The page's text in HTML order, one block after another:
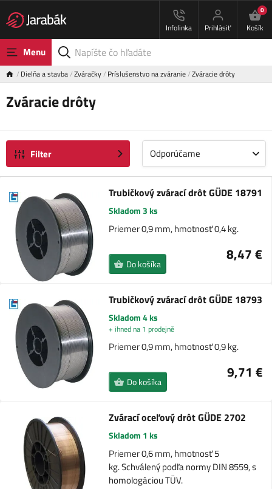
Infolinka Prihlásiť
0
Košík
Menu
Dielňa a stavba Zváračky Príslušenstvo na zváranie Zváracie drôty
Zváracie drôty
Filter Odporúčame
Trubičkový zvárací drôt GÜDE 18791
Skladom 3 ks
Priemer 0,9 mm, hmotnosť 0,4 kg.
8,47 €
Do košíka
Trubičkový zvárací drôt GÜDE 18793
Skladom 4 ks
+ ihned na 1 prodejně
Priemer 0,9 mm, hmotnosť 0,9 kg.
9,71 €
Do košíka
Zvárací oceľový drôt GÜDE 2702
Skladom 1 ks
Priemer 0,6 mm, hmotnosť 5
kg. Schválený podľa normy DIN 8559, s
homologáciou TÜV.